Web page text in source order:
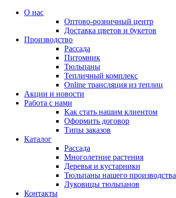
О нас
Оптово-розничный центр
Доставка цветов и букетов
Производство
Рассада
Питомник
Тюльпаны
Тепличный комплекс
Online трансляция из теплиц
Акции и новости
Работа с нами
Как стать нашим клиентом
Оформить договор
Типы заказов
Каталог
Рассада
Многолетние растения
Деревья и кустарники
Тюльпаны нашего производства
Луковицы тюльпанов
Контакты